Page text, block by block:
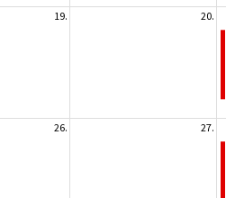
19. 20.
26. 27.